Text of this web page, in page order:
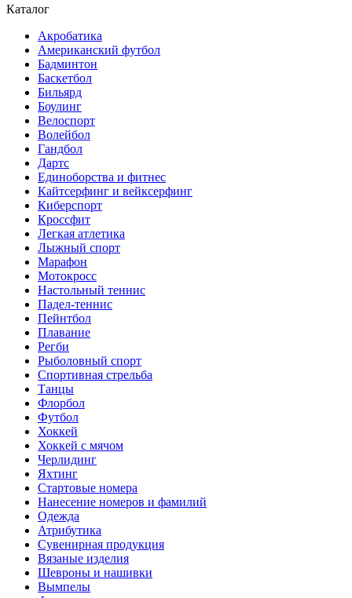
Каталог
Акробатика
Американский футбол
Бадминтон
Баскетбол
Бильярд
Боулинг
Велоспорт
Волейбол
Гандбол
Дартс
Единоборства и фитнес
Кайтсерфинг и вейксерфинг
Киберспорт
Кроссфит
Легкая атлетика
Лыжный спорт
Марафон
Мотокросс
Настольный теннис
Падел-теннис
Пейнтбол
Плавание
Регби
Рыболовный спорт
Спортивная стрельба
Танцы
Флорбол
Футбол
Хоккей
Хоккей с мячом
Черлидинг
Яхтинг
Стартовые номера
Нанесение номеров и фамилий
Одежда
Атрибутика
Сувенирная продукция
Вязаные изделия
Шевроны и нашивки
Вымпелы